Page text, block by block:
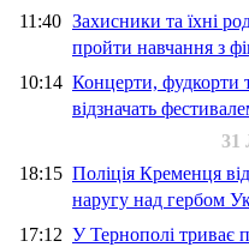
11:40 Захисники та їхні
пройти навчання з
10:14 Концерти, фудкорти
відзначать
18:15 Поліція Кременця
наругу над гербом
17:12 У Тернополі триває